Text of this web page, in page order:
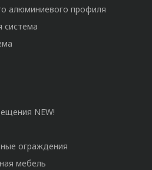
алюминиевого профиля
система
NEW!
ограждения
мебель